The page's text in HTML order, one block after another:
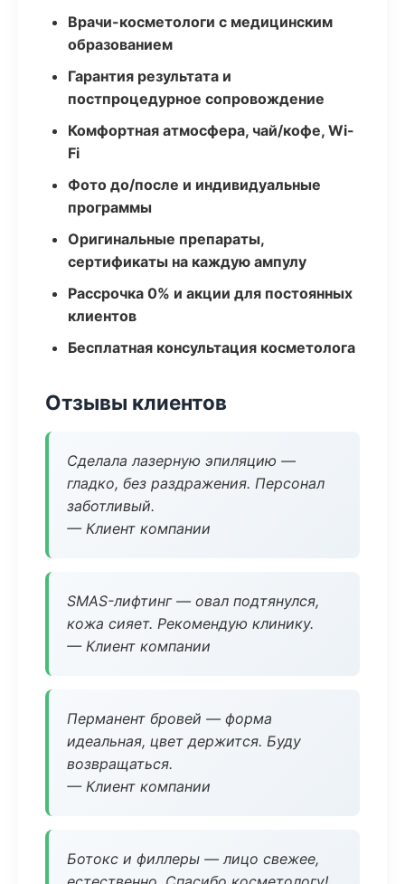
Врачи-косметологи с медицинским
образованием
Гарантия результата и
постпроцедурное сопровождение
Комфортная атмосфера, чай/кофе, Wi-
Fi
Фото до/после и индивидуальные
программы
Оригинальные препараты,
сертификаты на каждую ампулу
Рассрочка 0% и акции для постоянных
клиентов
Бесплатная консультация косметолога
Отзывы клиентов
Сделала лазерную эпиляцию —
гладко, без раздражения. Персонал
заботливый.
— Клиент компании
SMAS-лифтинг — овал подтянулся,
кожа сияет. Рекомендую клинику.
— Клиент компании
Перманент бровей — форма
идеальная, цвет держится. Буду
возвращаться.
— Клиент компании
Ботокс и филлеры — лицо свежее,